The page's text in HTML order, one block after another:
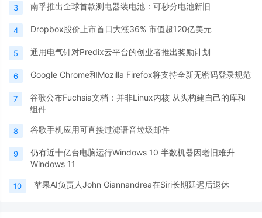
3 南孚推出全球首款测电器装电池：可秒分电池新旧
4 Dropbox股价上市首日大涨36% 市值超120亿美元
5 通用电气针对Predix云平台的创业者推出奖励计划
6 Google Chrome和Mozilla Firefox将支持全新无密码登录规范
7
谷歌公布Fuchsia文档：并非Linux内核 从头构建自己的库和
组件
8 谷歌手机应用可直接过滤语音垃圾邮件
9
仍有近十亿台电脑运行Windows 10 半数机器因老旧难升
Windows 11
10 苹果AI负责人John Giannandrea在Siri长期延迟后退休